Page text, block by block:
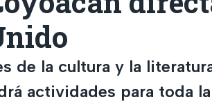
de la cultura y la
actividades para toda